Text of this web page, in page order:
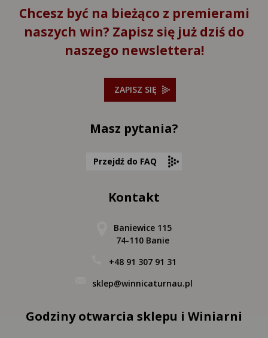
Chcesz być na bieżąco z premierami
naszych win? Zapisz się już dziś do
naszego newslettera!
ZAPISZ SIĘ
Masz pytania?
Przejdź do FAQ
Kontakt
Baniewice 115
74-110 Banie
+48 91 307 91 31
sklep@winnicaturnau.pl
Godziny otwarcia sklepu i Winiarni